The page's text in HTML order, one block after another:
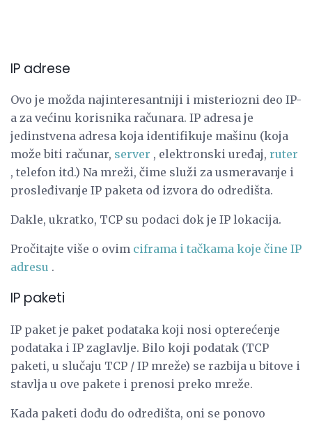
IP adrese
Ovo je možda najinteresantniji i misteriozni deo IP-
a za većinu korisnika računara. IP adresa je
jedinstvena adresa koja identifikuje mašinu (koja
može biti računar, server , elektronski uređaj, ruter
, telefon itd.) Na mreži, čime služi za usmeravanje i
prosleđivanje IP paketa od izvora do odredišta.
Dakle, ukratko, TCP su podaci dok je IP lokacija.
Pročitajte više o ovim ciframa i tačkama koje čine IP
adresu .
IP paketi
IP paket je paket podataka koji nosi opterećenje
podataka i IP zaglavlje. Bilo koji podatak (TCP
paketi, u slučaju TCP / IP mreže) se razbija u bitove i
stavlja u ove pakete i prenosi preko mreže.
Kada paketi dođu do odredišta, oni se ponovo